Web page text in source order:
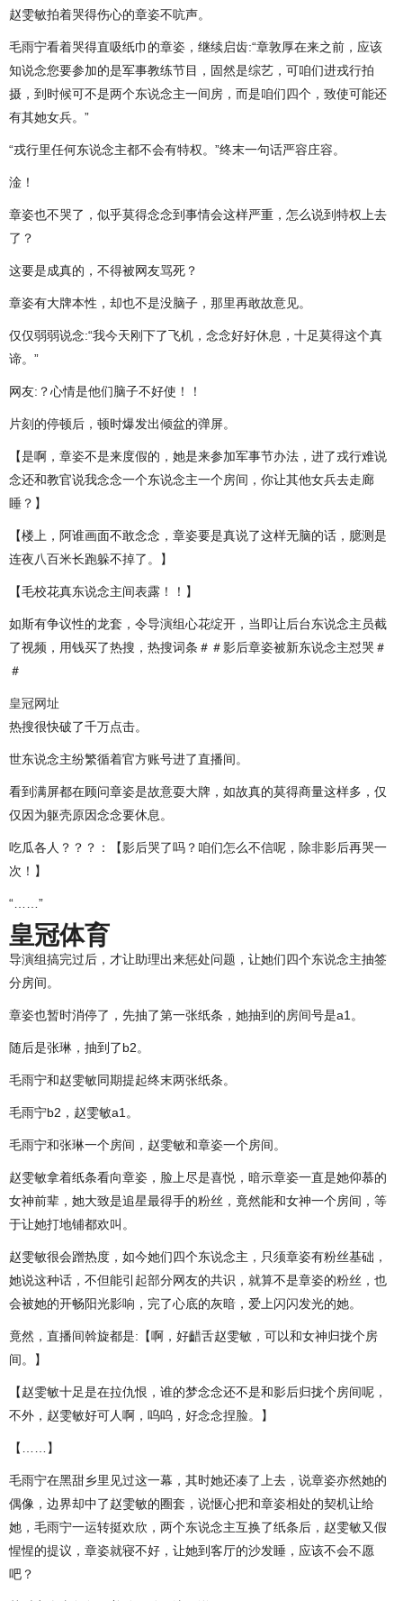
赵雯敏拍着哭得伤心的章姿不吭声。
毛雨宁看着哭得直吸纸巾的章姿，继续启齿:“章敦厚在来之前，应该
知说念您要参加的是军事教练节目，固然是综艺，可咱们进戎行拍
摄，到时候可不是两个东说念主一间房，而是咱们四个，致使可能还
有其她女兵。”
“戎行里任何东说念主都不会有特权。”终末一句话严容庄容。
淦！
章姿也不哭了，似乎莫得念念到事情会这样严重，怎么说到特权上去
了？
这要是成真的，不得被网友骂死？
章姿有大牌本性，却也不是没脑子，那里再敢故意见。
仅仅弱弱说念:“我今天刚下了飞机，念念好好休息，十足莫得这个真
谛。”
网友:？心情是他们脑子不好使！！
片刻的停顿后，顿时爆发出倾盆的弹屏。
【是啊，章姿不是来度假的，她是来参加军事节办法，进了戎行难说
念还和教官说我念念一个东说念主一个房间，你让其他女兵去走廊
睡？】
【楼上，阿谁画面不敢念念，章姿要是真说了这样无脑的话，臆测是
连夜八百米长跑躲不掉了。】
【毛校花真东说念主间表露！！】
如斯有争议性的龙套，令导演组心花绽开，当即让后台东说念主员截
了视频，用钱买了热搜，热搜词条＃＃影后章姿被新东说念主怼哭＃
＃
皇冠网址
热搜很快破了千万点击。
世东说念主纷繁循着官方账号进了直播间。
看到满屏都在顾问章姿是故意耍大牌，如故真的莫得商量这样多，仅
仅因为躯壳原因念念要休息。
吃瓜各人？？？：【影后哭了吗？咱们怎么不信呢，除非影后再哭一
次！】
“……”
皇冠体育
导演组搞完过后，才让助理出来惩处问题，让她们四个东说念主抽签
分房间。
章姿也暂时消停了，先抽了第一张纸条，她抽到的房间号是a1。
随后是张琳，抽到了b2。
毛雨宁和赵雯敏同期提起终末两张纸条。
毛雨宁b2，赵雯敏a1。
毛雨宁和张琳一个房间，赵雯敏和章姿一个房间。
赵雯敏拿着纸条看向章姿，脸上尽是喜悦，暗示章姿一直是她仰慕的
女神前辈，她大致是追星最得手的粉丝，竟然能和女神一个房间，等
于让她打地铺都欢叫。
赵雯敏很会蹭热度，如今她们四个东说念主，只须章姿有粉丝基础，
她说这种话，不但能引起部分网友的共识，就算不是章姿的粉丝，也
会被她的开畅阳光影响，完了心底的灰暗，爱上闪闪发光的她。
竟然，直播间斡旋都是:【啊，好齰舌赵雯敏，可以和女神归拢个房
间。】
【赵雯敏十足是在拉仇恨，谁的梦念念还不是和影后归拢个房间呢，
不外，赵雯敏好可人啊，呜呜，好念念捏脸。】
【……】
毛雨宁在黑甜乡里见过这一幕，其时她还凑了上去，说章姿亦然她的
偶像，边界却中了赵雯敏的圈套，说惬心把和章姿相处的契机让给
她，毛雨宁一运转挺欢欣，两个东说念主互换了纸条后，赵雯敏又假
惺惺的提议，章姿就寝不好，让她到客厅的沙发睡，应该不会不愿
吧？